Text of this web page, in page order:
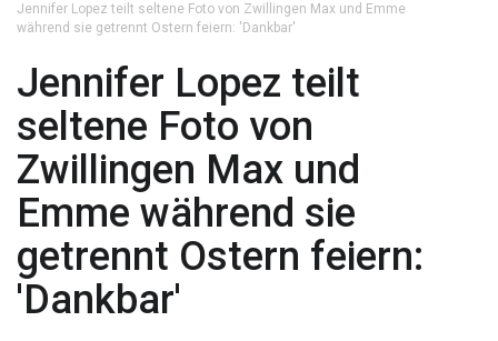
Jennifer Lopez teilt seltene Foto von Zwillingen Max und Emme
während sie getrennt Ostern feiern: 'Dankbar'
Jennifer Lopez teilt
seltene Foto von
Zwillingen Max und
Emme während sie
getrennt Ostern feiern:
'Dankbar'